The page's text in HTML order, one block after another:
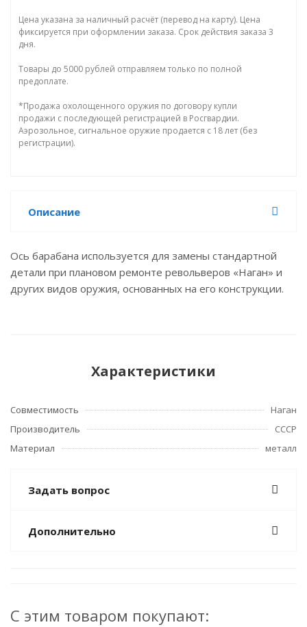
Цена указана за наличный расчёт (перевод на карту). Цена
фиксируется при оформлении заказа. Срок действия заказа 3
дня.
Товары до 5000 рублей отправляем только по полной
предоплате.
*Продажа охолощенного оружия по договору купли
продажи с последующей регистрацией в Росгвардии.
Аэрозольное, сигнальное оружие продается с 18 лет (без
регистрации).
Описание
Ось барабана используется для замены стандартной
детали при плановом ремонте револьверов «Наган» и
других видов оружия, основанных на его конструкции.
Характеристики
Совместимость
Наган
Производитель
СССР
Материал
металл
Задать вопрос
Дополнительно
С этим товаром покупают: